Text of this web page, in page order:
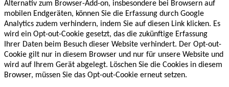
Alternativ zum Browser-Add-on, insbesondere bei Browsern auf
mobilen Endgeräten, können Sie die Erfassung durch Google
Analytics zudem verhindern, indem Sie auf diesen Link klicken. Es
wird ein Opt-out-Cookie gesetzt, das die zukünftige Erfassung
Ihrer Daten beim Besuch dieser Website verhindert. Der Opt-out-
Cookie gilt nur in diesem Browser und nur für unsere Website und
wird auf Ihrem Gerät abgelegt. Löschen Sie die Cookies in diesem
Browser, müssen Sie das Opt-out-Cookie erneut setzen.